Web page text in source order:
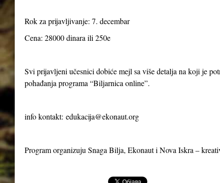
Rok za prijavljivanje: 7. decembar
Cena: 28000 dinara ili 250e
Svi prijavljeni učesnici dobiće mejl sa više detalja na koji je
pohađanja programa “Biljarnica online”.
info kontakt: edukacija@ekonaut.org
Program organizuju Snaga Bilja, Ekonaut i Nova Iskra –